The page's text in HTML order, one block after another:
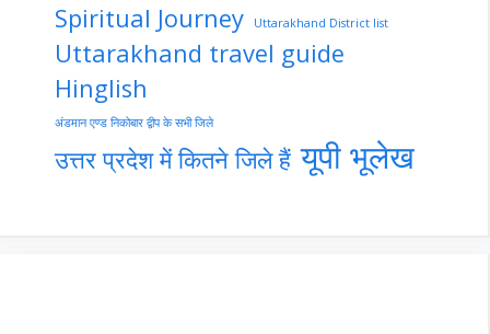
Spiritual Journey
Uttarakhand District list
Uttarakhand travel guide
Hinglish
अंडमान एण्ड निकोबार द्वीप के सभी जिले
उत्तर प्रदेश में कितने जिले हैं यूपी भूलेख